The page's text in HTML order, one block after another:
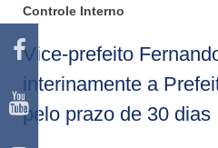
Controle Interno
Vice-prefeito
interinamente a
pelo prazo de 30 dias